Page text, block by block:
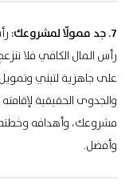
7. جد ممولّا لمشروعك:
رأس المال الكافي فلا
على جاهزية لتبني وتمويل
والجدوى الحقيقية
مشروعك، وأهدافه
وأفضل.